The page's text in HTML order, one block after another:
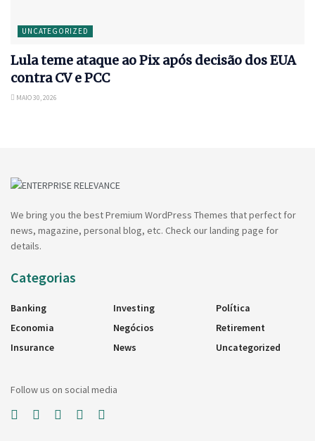
UNCATEGORIZED
Lula teme ataque ao Pix após decisão dos EUA
contra CV e PCC
MAIO 30, 2026
We bring you the best Premium WordPress Themes that perfect for
news, magazine, personal blog, etc. Check our landing page for
details.
Categorias
Banking
Economia
Insurance
Investing
Negócios
News
Política
Retirement
Uncategorized
Follow us on social media